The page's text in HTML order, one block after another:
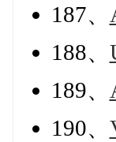
187、
188、
189、
190、